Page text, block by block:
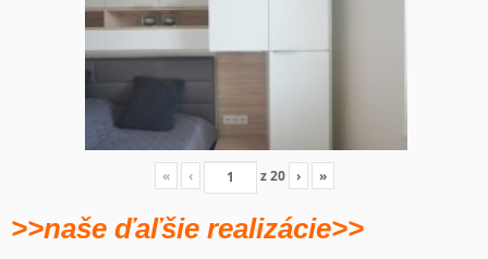
« ‹ z20 › »
>>naše ďaľšie realizácie>>